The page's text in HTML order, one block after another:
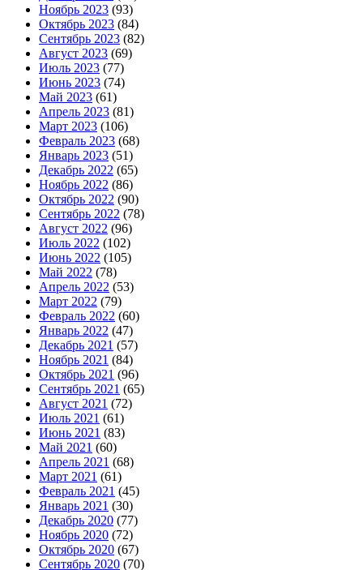
Ноябрь 2023 (93)
Октябрь 2023 (84)
Сентябрь 2023 (82)
Август 2023 (69)
Июль 2023 (77)
Июнь 2023 (74)
Май 2023 (61)
Апрель 2023 (81)
Март 2023 (106)
Февраль 2023 (68)
Январь 2023 (51)
Декабрь 2022 (65)
Ноябрь 2022 (86)
Октябрь 2022 (90)
Сентябрь 2022 (78)
Август 2022 (96)
Июль 2022 (102)
Июнь 2022 (105)
Май 2022 (78)
Апрель 2022 (53)
Март 2022 (79)
Февраль 2022 (60)
Январь 2022 (47)
Декабрь 2021 (57)
Ноябрь 2021 (84)
Октябрь 2021 (96)
Сентябрь 2021 (65)
Август 2021 (72)
Июль 2021 (61)
Июнь 2021 (83)
Май 2021 (60)
Апрель 2021 (68)
Март 2021 (61)
Февраль 2021 (45)
Январь 2021 (30)
Декабрь 2020 (77)
Ноябрь 2020 (72)
Октябрь 2020 (67)
Сентябрь 2020 (70)